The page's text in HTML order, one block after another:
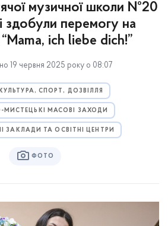
музичної школи №20
здобули перемогу на
ich liebe dich!”
19 червня 2025 року о 08:07
КУЛЬТУРА, СПОРТ, ДОЗВІЛЛЯ
МИСТЕЦЬКІ МАСОВІ ЗАХОДИ
ЗАКЛАДИ ТА ОСВІТНІ ЦЕНТРИ
ФОТО